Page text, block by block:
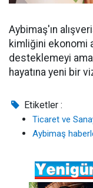
Aybimaş'ın
kimliğini ekonomi
desteklemeyi
hayatına yeni bir
Etiketler :
Ticaret ve
Aybimaş